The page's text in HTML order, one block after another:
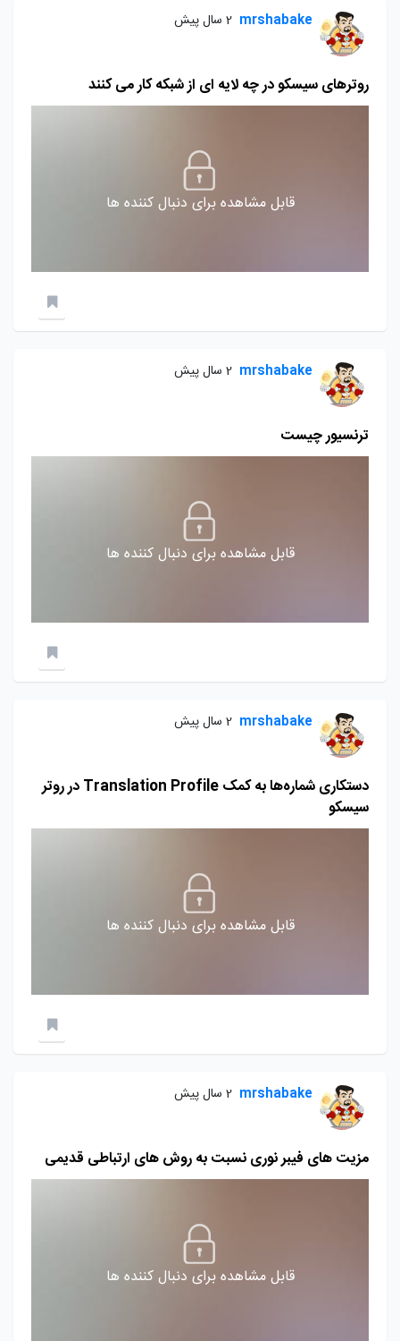
mrshabake 2 سال پیش
روترهای سیسکو در چه لایه ای از شبکه کار می کنند
قابل مشاهده برای دنبال کننده ها
mrshabake 2 سال پیش
ترنسیور چیست
قابل مشاهده برای دنبال کننده ها
mrshabake 2 سال پیش
دستکاری شماره‌ها به کمک Translation Profile در روتر
سیسکو
قابل مشاهده برای دنبال کننده ها
mrshabake 2 سال پیش
مزیت های فیبر نوری نسبت به روش های ارتباطی قدیمی
قابل مشاهده برای دنبال کننده ها